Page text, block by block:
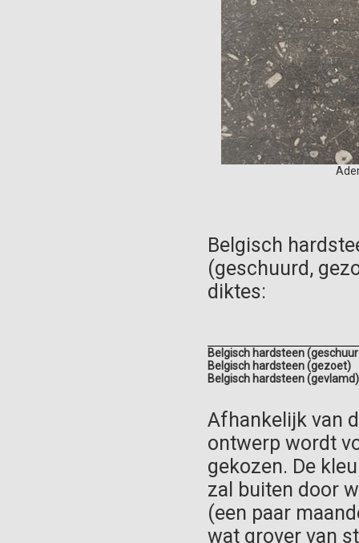
Belgisch
(geschuurd,
diktes:
Belgisch hardsteen
Belgisch hardsteen (gezoet)
Belgisch hardsteen (gevlamd)
Afhankelijk van
ontwerp wordt
gekozen. De
zal buiten door
(een paar
wat grover van